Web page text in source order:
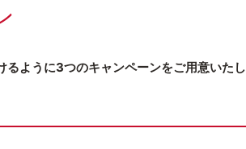
ように3つのキャンペーンをご用意いたし